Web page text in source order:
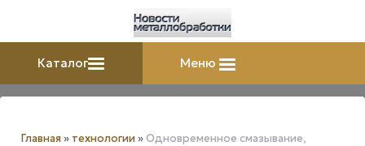
Каталог Меню
Главная » технологии »Одновременное смазывание,